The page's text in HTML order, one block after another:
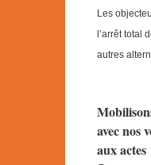
Les
l’arrêt total
autres
avec nos
aux actes